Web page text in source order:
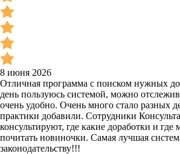
8 июня 2026
Отличная программа с поиском нужных
день пользуюсь системой, можно
очень удобно. Очень много стало разных
практики добавили. Сотрудники
консультируют, где какие доработки и
почитать новиночки. Самая лучшая
законодательству!!!